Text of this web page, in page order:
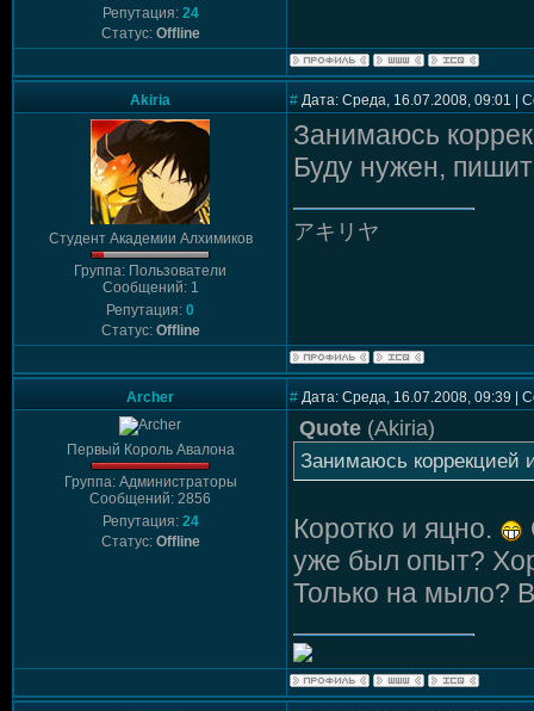
Репутация: 24
Статус: Offline
Akiria # Дата: Среда, 16.07.2008, 09:01 |
Студент Академии Алхимиков
Группа: Пользователи
Сообщений: 1
Репутация: 0
Статус: Offline
Занимаюсь
Буду нужен,
アキリヤ
Archer # Дата: Среда, 16.07.2008, 09:39 |
Первый Король Авалона
Группа: Администраторы
Сообщений: 2856
Репутация: 24
Статус: Offline
Quote (Akiria)
Занимаюсь коррекцией
Коротко и яцно.
уже был опыт?
Только на мыло?